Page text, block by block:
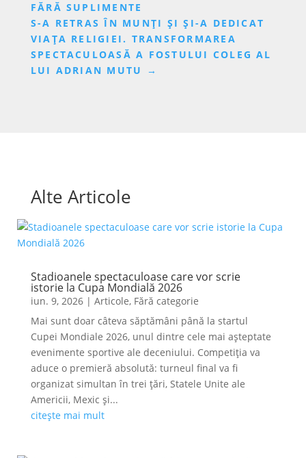
FĂRĂ SUPLIMENTE
S-A RETRAS ÎN MUNȚI ȘI ȘI-A DEDICAT
VIAȚA RELIGIEI. TRANSFORMAREA
SPECTACULOASĂ A FOSTULUI COLEG AL
LUI ADRIAN MUTU
→
Alte Articole
Stadioanele spectaculoase care vor scrie
istorie la Cupa Mondială 2026
iun. 9, 2026| Articole, Fără categorie
Mai sunt doar câteva săptămâni până la startul
Cupei Mondiale 2026, unul dintre cele mai așteptate
evenimente sportive ale deceniului. Competiția va
aduce o premieră absolută: turneul final va fi
organizat simultan în trei țări, Statele Unite ale
Americii, Mexic și...
citește mai mult